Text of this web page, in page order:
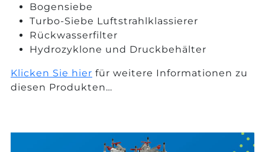
Bogensiebe
Turbo-Siebe Luftstrahlklassierer
Rückwasserfilter
Hydrozyklone und Druckbehälter
Klicken Sie hier für weitere Informationen zu
diesen Produkten…